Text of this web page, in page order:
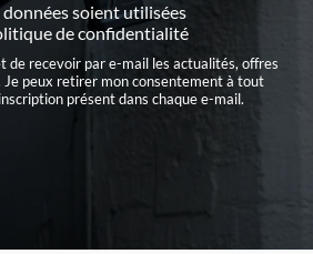
données soient utilisées
de confidentialité
de recevoir par e-mail les actualités, offres
Je peux retirer mon consentement à tout
présent dans chaque e-mail.